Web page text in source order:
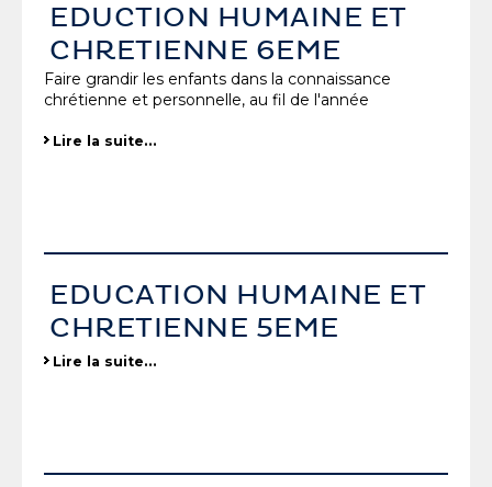
EDUCTION HUMAINE ET
CHRETIENNE 6EME
Faire grandir les enfants dans la connaissance
chrétienne et personnelle, au fil de l'année
Lire la suite…
EDUCATION HUMAINE ET
CHRETIENNE 5EME
Lire la suite…